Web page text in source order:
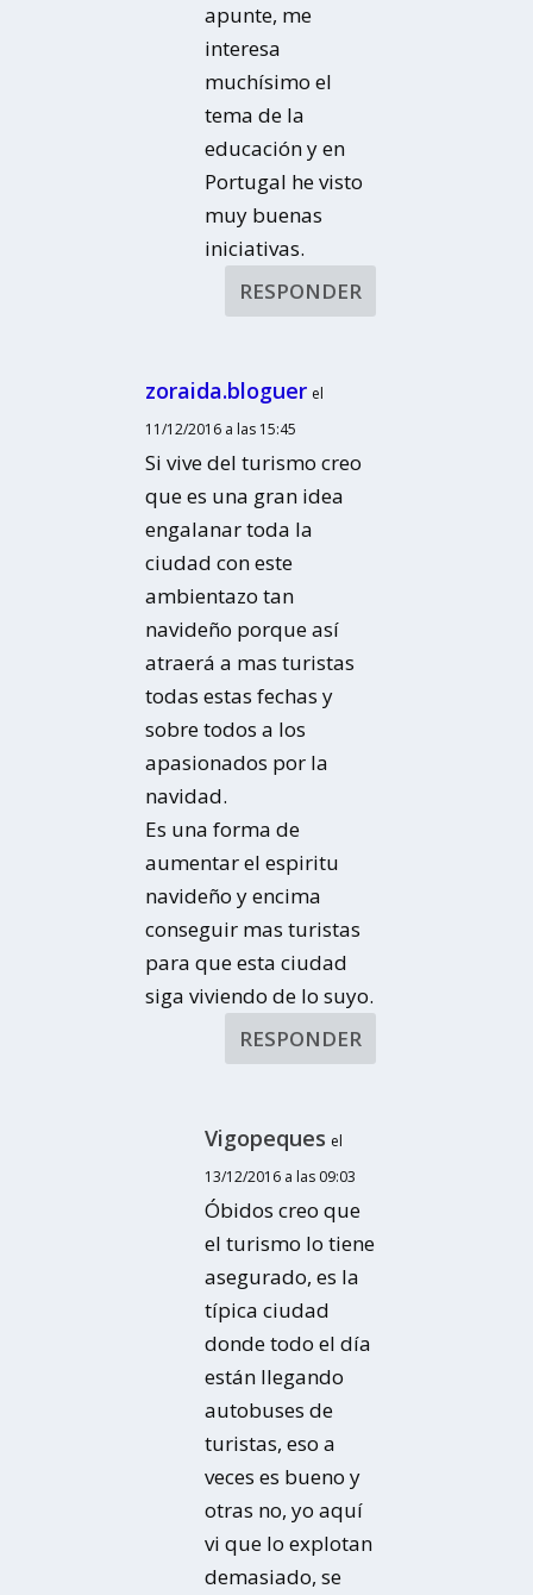
apunte, me
interesa
muchísimo el
tema de la
educación y en
Portugal he visto
muy buenas
iniciativas.
RESPONDER
zoraida.bloguer el
11/12/2016 a las 15:45
Si vive del turismo creo
que es una gran idea
engalanar toda la
ciudad con este
ambientazo tan
navideño porque así
atraerá a mas turistas
todas estas fechas y
sobre todos a los
apasionados por la
navidad.
Es una forma de
aumentar el espiritu
navideño y encima
conseguir mas turistas
para que esta ciudad
siga viviendo de lo suyo.
RESPONDER
Vigopeques el
13/12/2016 a las 09:03
Óbidos creo que
el turismo lo tiene
asegurado, es la
típica ciudad
donde todo el día
están llegando
autobuses de
turistas, eso a
veces es bueno y
otras no, yo aquí
vi que lo explotan
demasiado, se